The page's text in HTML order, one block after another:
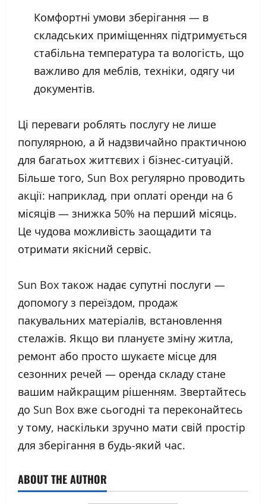
Комфортні умови зберігання — в
складських приміщеннях підтримується
стабільна температура та вологість, що
важливо для меблів, техніки, одягу чи
документів.
Ці переваги роблять послугу не лише
популярною, а й надзвичайно практичною
для багатьох життєвих і бізнес-ситуацій.
Більше того, Sun Box регулярно проводить
акції: наприклад, при оплаті оренди на 6
місяців — знижка 50% на перший місяць.
Це чудова можливість заощадити та
отримати якісний сервіс.
Sun Box також надає супутні послуги —
допомогу з переїздом, продаж
пакувальних матеріалів, встановлення
стелажів. Якщо ви плануєте зміну житла,
ремонт або просто шукаєте місце для
сезонних речей — оренда складу стане
вашим найкращим рішенням. Звертайтесь
до Sun Box вже сьогодні та переконайтесь
у тому, наскільки зручно мати свій простір
для зберігання в будь-який час.
ABOUT THE AUTHOR